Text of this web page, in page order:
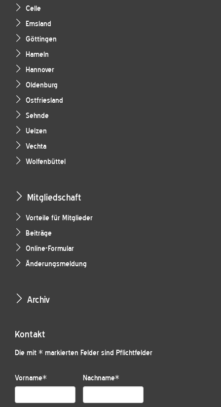
Celle
Emsland
Göttingen
Hameln
Hannover
Oldenburg
Ostfriesland
Sehnde
Uelzen
Vechta
Wolfenbüttel
Mitgliedschaft
Vorteile für Mitglieder
Beiträge
Online-Formular
Änderungsmeldung
Archiv
Kontakt
Die mit * markierten Felder sind Pflichtfelder
Vorname* Nachname*